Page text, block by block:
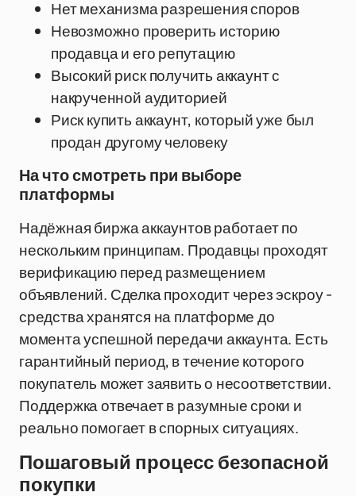
Нет механизма разрешения споров
Невозможно проверить историю
продавца и его репутацию
Высокий риск получить аккаунт с
накрученной аудиторией
Риск купить аккаунт, который уже был
продан другому человеку
На что смотреть при выборе
платформы
Надёжная биржа аккаунтов работает по
нескольким принципам. Продавцы проходят
верификацию перед размещением
объявлений. Сделка проходит через эскроу -
средства хранятся на платформе до
момента успешной передачи аккаунта. Есть
гарантийный период, в течение которого
покупатель может заявить о несоответствии.
Поддержка отвечает в разумные сроки и
реально помогает в спорных ситуациях.
Пошаговый процесс безопасной
покупки